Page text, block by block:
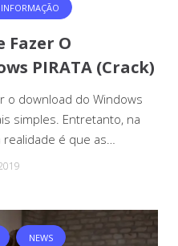
Fazer O
PIRATA (Crack)
o download do Windows
simples. Entretanto, na
realidade é que as…
NEWS